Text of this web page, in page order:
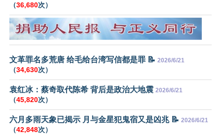
（36,680次）
文革罪名多荒唐 给毛给台湾写信都是罪 📝 2026/6/21
（34,630次）
袁红冰：蔡奇取代陈希 背后是政治大地震 2026/6/21
（45,820次）
六月多雨天象已揭示 月与金星犯鬼宿又是凶兆 📝 2026/6/21
（42,848次）